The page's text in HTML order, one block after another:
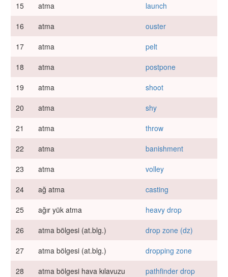
15
atma
launch
16
atma
ouster
17
atma
pelt
18
atma
postpone
19
atma
shoot
20
atma
shy
21
atma
throw
22
atma
banishment
23
atma
volley
24
ağ atma
casting
25
ağır yük atma
heavy drop
26
atma bölgesi (at.blg.)
drop zone (dz)
27
atma bölgesi (at.blg.)
dropping zone
28
atma bölgesi hava kılavuzu
pathfinder drop